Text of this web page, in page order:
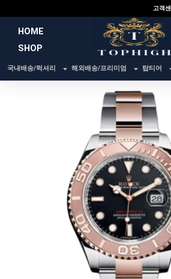
건
너
고객
HOME
SHOP
국내배송/럭셔리 해외배송/프리미엄 탑티어